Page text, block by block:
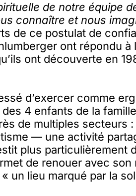
de notre équipe
connaître et nous
de ce postulat de
ont répondu à
ont découverte en
d’exercer comme
4 enfants de la
de multiples secteurs
— une activité
plus particulièrement
de renouer avec son
un lieu marqué par la